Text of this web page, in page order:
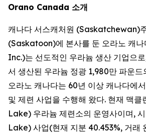
Orano Canada 소개
캐나다 서스캐처원 (Saskatchewan)
(Saskatoon)에 본사를 둔 오라노 캐
Inc.)는 선도적인 우라늄 생산 기업으
서 생산된 우라늄 정광 1,980만 파운드
오라노 캐나다는 60년 이상 캐나다에
및 제련 사업을 수행해 왔다. 현재 맥
Lake) 우라늄 제련소의 운영사이며,
Lake) 사업(현재 지분 40.453%, 거래